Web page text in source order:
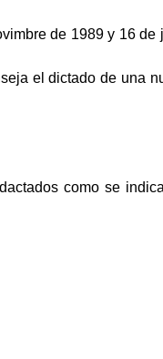
de 1989 y 16
el dictado de una
como se